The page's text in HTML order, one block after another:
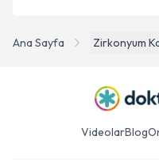
Ana Sayfa Zirkonyum
VideolarBlog